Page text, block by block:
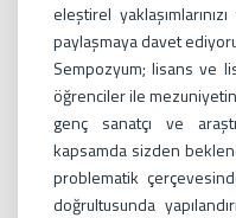
eleştirel
paylaşmaya davet
Sempozyum; lisans ve
öğrenciler ile
genç sanatçı ve
kapsamda sizden
problematik
doğrultusunda